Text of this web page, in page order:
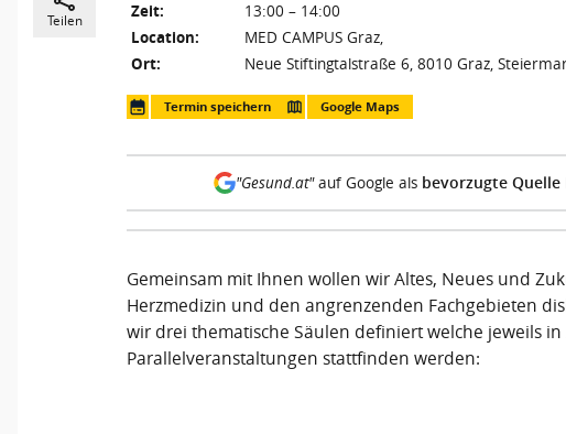
Teilen
Zeit:
13:00 – 14:00
Location:
MED CAMPUS Graz,
Ort:
Neue Stiftingtalstraße 6, 8010 Graz,
Termin speichern Google Maps
"Gesund.at"auf Google als bevorzugte Quelle
Gemeinsam mit Ihnen wollen wir Altes, Neues und
Herzmedizin und den angrenzenden Fachgebieten
wir drei thematische Säulen definiert welche jeweils in
Parallelveranstaltungen stattfinden werden: